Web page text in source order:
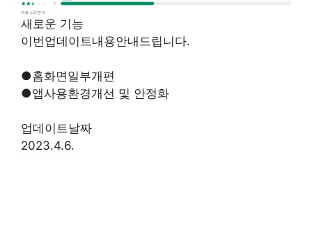
새로운 기능
이번업데이트내용안내드립니다.
●홈화면일부개편
●앱사용환경개선 및 안정화
업데이트날짜
2023.4.6.